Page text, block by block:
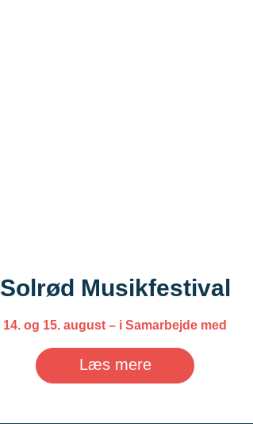
Solrød Musikfestival
14. og 15. august – i Samarbejde med
Læs mere